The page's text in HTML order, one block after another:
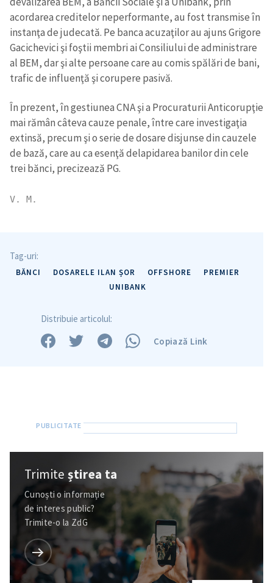
acordarea creditelor neperformante, au fost transmise în
instanţa de judecată. Pe banca acuzaţilor au ajuns Grigore
Gacichevici şi foştii membri ai Consiliului de administrare
al BEM, dar şi alte persoane care au comis spălări de bani,
trafic de influenţă şi corupere pasivă.
În prezent, în gestiunea CNA şi a Procuraturii Anticorupţie
mai rămân câteva cauze penale, între care investigaţia
extinsă, precum şi o serie de dosare disjunse din cauzele
de bază, care au ca esenţă delapidarea banilor din cele
trei bănci, precizează PG.
V. M.
Tag-uri:
BĂNCI DOSARELE ILAN ȘOR OFFSHORE
PREMIER
UNIBANK
Distribuie articolul:
Copiază Link
Trimiteștirea ta
Cunoști o informație
de interes public?
Trimite-o la ZdG